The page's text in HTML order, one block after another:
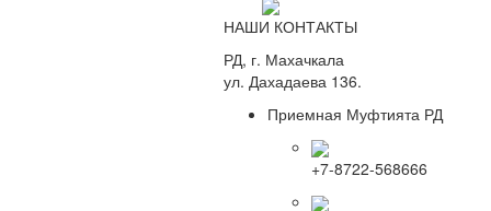
НАШИ КОНТАКТЫ
РД, г. Махачкала
ул. Дахадаева 136.
Приемная Муфтията РД
+7-8722-568666